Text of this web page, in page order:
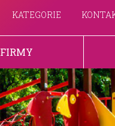
KATEGORIE
FIRMY